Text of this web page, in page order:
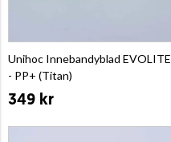
Unihoc Innebandyblad EVOLITE
- PP+ (Titan)
349 kr